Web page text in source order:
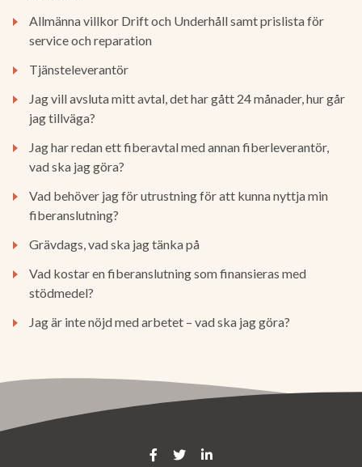
Allmänna villkor Drift och Underhåll samt prislista för
service och reparation
Tjänsteleverantör
Jag vill avsluta mitt avtal, det har gått 24 månader, hur går
jag tillväga?
Jag har redan ett fiberavtal med annan fiberleverantör,
vad ska jag göra?
Vad behöver jag för utrustning för att kunna nyttja min
fiberanslutning?
Grävdags, vad ska jag tänka på
Vad kostar en fiberanslutning som finansieras med
stödmedel?
Jag är inte nöjd med arbetet – vad ska jag göra?